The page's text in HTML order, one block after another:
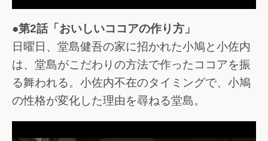
●第2話「おいしいココアの作り方」
日曜日、堂島健吾の家に招かれた小鳩と小佐内
は、堂島がこだわりの方法で作ったココアを振
る舞われる。小佐内不在のタイミングで、小鳩
の性格が変化した理由を尋ねる堂島。